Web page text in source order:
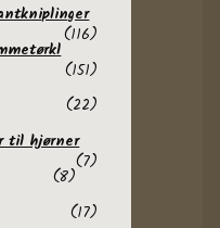
(116)
(151)
(22)
til hjørner
(7)
(8)
(17)